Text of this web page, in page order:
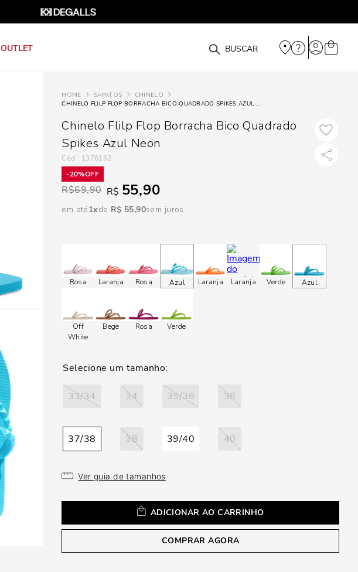
OUTLET O que você está procurando?
SAPATOS
CHINELO
CHINELO FLILP FLOP BORRACHA BICO QUADRADO SPIKES AZUL NEON
Chinelo Flilp Flop Borracha Bico Quadrado
Spikes Azul Neon
: 1376162
20%
R$69,90 R$ 55,90
em até1 R$ 55,90sem juros
Rosa Laranja Rosa Azul Laranja Laranja Verde Azul
Off
White
Bege Rosa Verde
33/34 34 35/36 36
37/38 38 39/40 40
Ver guia de tamanhos
ADICIONAR AO CARRINHO
COMPRAR AGORA